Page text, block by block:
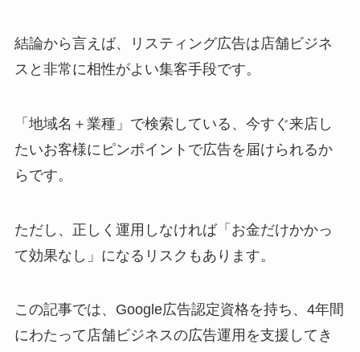
結論から言えば、リスティング広告は店舗ビジネ
スと非常に相性がよい集客手段です。
「地域名＋業種」で検索している、今すぐ来店し
たいお客様にピンポイントで広告を届けられるか
らです。
ただし、正しく運用しなければ「お金だけかかっ
て効果なし」になるリスクもあります。
この記事では、Google広告認定資格を持ち、4年間
にわたって店舗ビジネスの広告運用を支援してき